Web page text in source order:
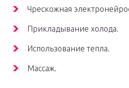
Чрескожная
Прикладывание холода.
Использование тепла.
Массаж.